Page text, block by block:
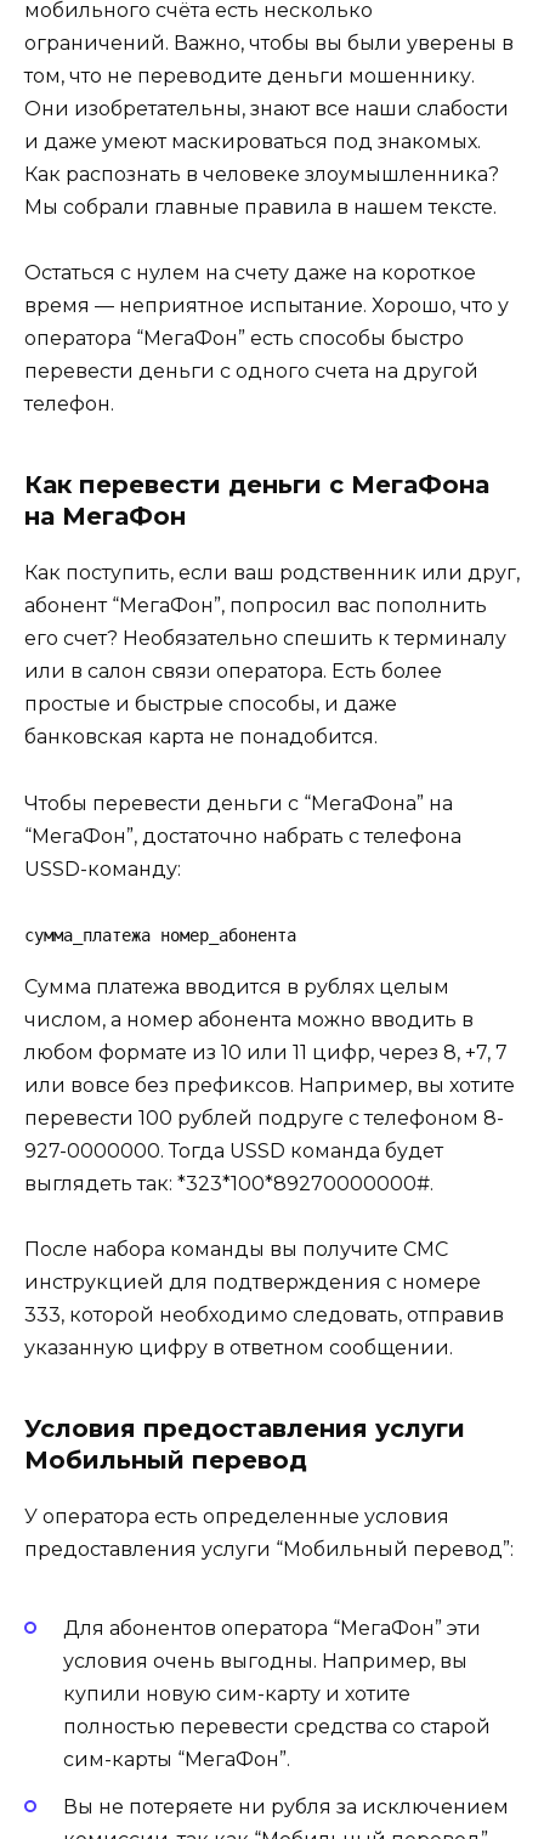
мобильного счёта есть несколько
ограничений. Важно, чтобы вы были уверены в
том, что не переводите деньги мошеннику.
Они изобретательны, знают все наши слабости
и даже умеют маскироваться под знакомых.
Как распознать в человеке злоумышленника?
Мы собрали главные правила в нашем тексте.
Остаться с нулем на счету даже на короткое
время — неприятное испытание. Хорошо, что у
оператора “МегаФон” есть способы быстро
перевести деньги с одного счета на другой
телефон.
Как перевести деньги с МегаФона
на МегаФон
Как поступить, если ваш родственник или друг,
абонент “МегаФон”, попросил вас пополнить
его счет? Необязательно спешить к терминалу
или в салон связи оператора. Есть более
простые и быстрые способы, и даже
банковская карта не понадобится.
Чтобы перевести деньги с “МегаФона” на
“МегаФон”, достаточно набрать с телефона
USSD-команду:
сумма_платежа номер_абонента
Сумма платежа вводится в рублях целым
числом, а номер абонента можно вводить в
любом формате из 10 или 11 цифр, через 8, +7, 7
или вовсе без префиксов. Например, вы хотите
перевести 100 рублей подруге с телефоном 8-
927-0000000. Тогда USSD команда будет
выглядеть так: *323*100*89270000000#.
После набора команды вы получите СМС
инструкцией для подтверждения с номере
333, которой необходимо следовать, отправив
указанную цифру в ответном сообщении.
Условия предоставления услуги
Мобильный перевод
У оператора есть определенные условия
предоставления услуги “Мобильный перевод”:
Для абонентов оператора “МегаФон” эти
условия очень выгодны. Например, вы
купили новую сим-карту и хотите
полностью перевести средства со старой
сим-карты “МегаФон”.
Вы не потеряете ни рубля за исключением